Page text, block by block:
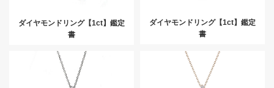
ダイヤモンドリング【1ct】鑑定
書
ダイヤモンドリング【1ct】鑑定
書